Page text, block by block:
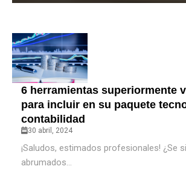
6 herramientas superiormente
para incluir en su paquete
contabilidad
30 abril, 2024
¡Saludos, estimados profesionales! ¿Se
abrumados...